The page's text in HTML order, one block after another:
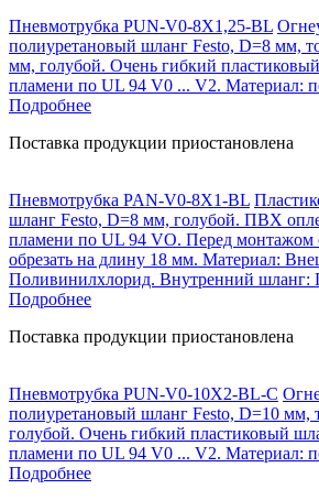
Пневмотрубка PUN-V0-8X1,25-BL
полиуретановый шланг Festo, D=8 мм,
мм, голубой. Очень гибкий
пламени по UL 94 V0 ... V2. Материал:
Подробнее
Поставка продукции приостановлена
Пневмотрубка PAN-V0-8X1-BL
шланг Festo, D=8 мм, голубой. ПВХ
пламени по UL 94 VO. Перед монтажом
обрезать на длину 18 мм. Материал:
Поливинилхлорид. Внутренний шланг:
Подробнее
Поставка продукции приостановлена
Пневмотрубка PUN-V0-10X2-BL-C
полиуретановый шланг Festo, D=10 мм,
голубой. Очень гибкий пластиковый
пламени по UL 94 V0 ... V2. Материал:
Подробнее